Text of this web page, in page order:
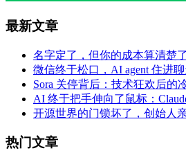
最新文章
名字定了，但你的成本算清楚
微信终于松口，AI agent 住进
Sora 关停背后：技术狂欢后的
AI 终于把手伸向了鼠标：
开源世界的门锁坏了，创始人
热门文章